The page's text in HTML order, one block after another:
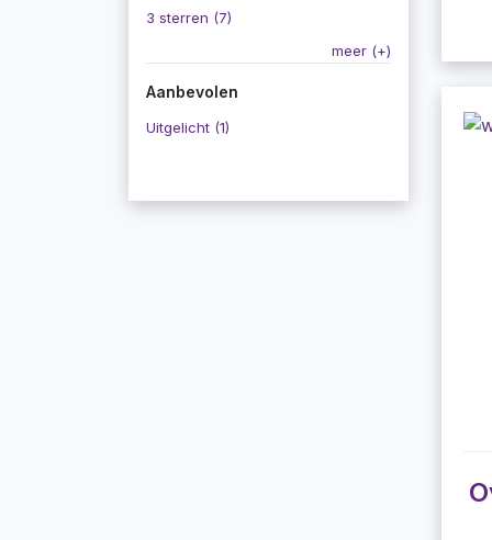
3 sterren (7)
meer (+)
Aanbevolen
Uitgelicht (1)